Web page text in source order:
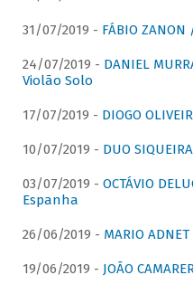
31/07/2019 - FÁBIO
24/07/2019 - DANIEL
Violão Solo
17/07/2019 - DIOGO
10/07/2019 - DUO
03/07/2019 - OCTÁVIO
Espanha
26/06/2019 - MARIO
19/06/2019 - JOÃO